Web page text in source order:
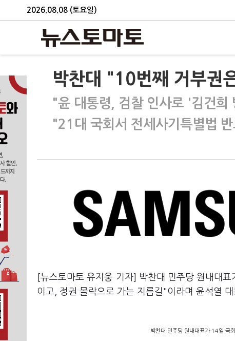
2026.08.08 (토요일)
박찬대 "10번째 거부권
"윤 대통령, 검찰 인사로 '김건희
"21대 국회서 전세사기특별법
[뉴스토마토 유지웅 기자] 박찬대 민주당 원내대
이고, 정권 몰락으로 가는 지름길"이라며 윤석열 대
박찬대 민주당 원내대표가 14일 국